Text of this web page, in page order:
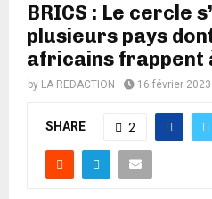
BRICS : Le cercle
plusieurs pays
africains frappent
by LA REDACTION 16 février 2023
SHARE 2